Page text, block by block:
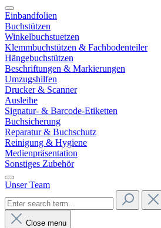
Einbandfolien
Buchstützen
Winkelbuchstuetzen
Klemmbuchstützen & Fachbodenteiler
Hängebuchstützen
Beschriftungen & Markierungen
Umzugshilfen
Drucker & Scanner
Ausleihe
Signatur- & Barcode-Etiketten
Buchsicherung
Reparatur & Buchschutz
Reinigung & Hygiene
Medienpräsentation
Sonstiges Zubehör
Unser Team
Close menu